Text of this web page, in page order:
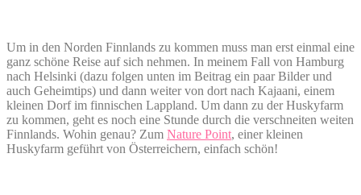
Um in den Norden Finnlands zu kommen muss man erst einmal eine
ganz schöne Reise auf sich nehmen. In meinem Fall von Hamburg
nach Helsinki (dazu folgen unten im Beitrag ein paar Bilder und
auch Geheimtips) und dann weiter von dort nach Kajaani, einem
kleinen Dorf im finnischen Lappland. Um dann zu der Huskyfarm
zu kommen, geht es noch eine Stunde durch die verschneiten weiten
Finnlands. Wohin genau? Zum Nature Point, einer kleinen
Huskyfarm geführt von Österreichern, einfach schön!